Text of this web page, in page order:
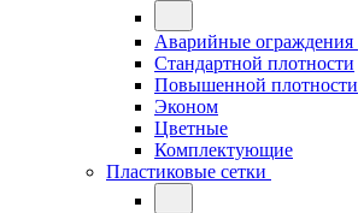
Аварийные ограждения
Стандартной плотности
Повышенной плотности
Эконом
Цветные
Комплектующие
Пластиковые сетки